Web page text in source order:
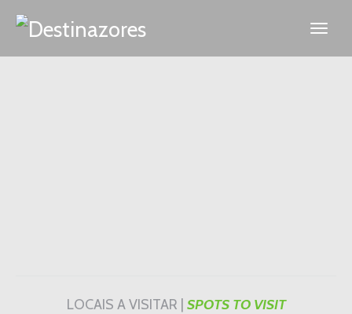
LOCAIS A VISITAR | SPOTS TO VISIT